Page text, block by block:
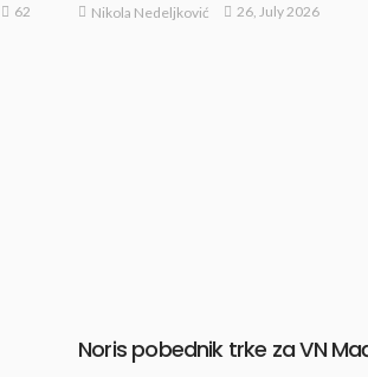
62 Nikola Nedeljković 26, July 2026
Noris pobednik trke za VN